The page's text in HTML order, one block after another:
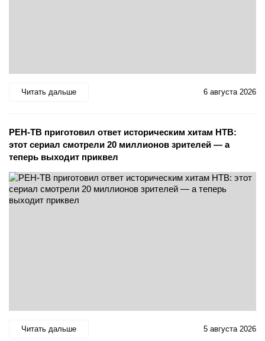
Читать дальше 6 августа 2026
РЕН-ТВ приготовил ответ историческим хитам НТВ:
этот сериал смотрели 20 миллионов зрителей — а
теперь выходит приквел
Читать дальше 5 августа 2026